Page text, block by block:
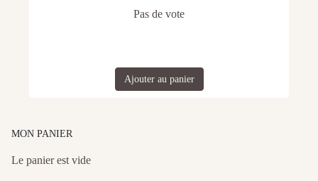
Pas de vote
Ajouter au panier
MON PANIER
Le panier est vide